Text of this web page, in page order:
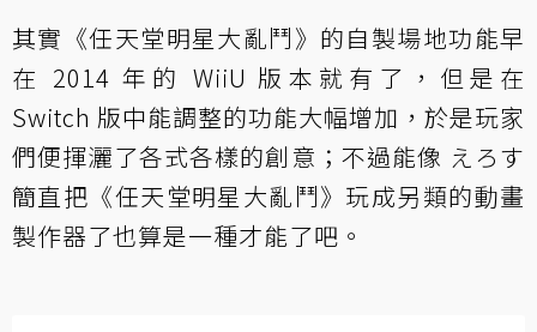
其實《任天堂明星大亂鬥》的自製場地功能早
在 2014 年的 WiiU 版本就有了，但是在
Switch 版中能調整的功能大幅增加，於是玩家
們便揮灑了各式各樣的創意；不過能像 えろす
簡直把《任天堂明星大亂鬥》玩成另類的動畫
製作器了也算是一種才能了吧。